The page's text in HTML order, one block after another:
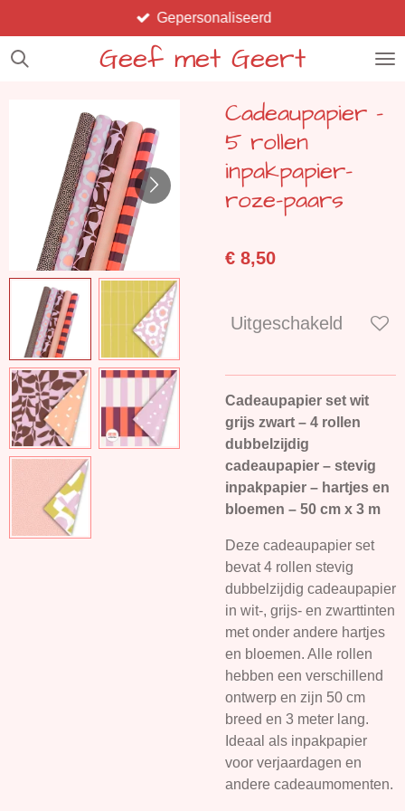
direct
naar
Geef met Geert
Gepersonaliseerd
Cadeaupapier -
5 rollen
inpakpapier-
roze-paars
€ 8,50
Uitgeschakeld
Cadeaupapier set wit
grijs zwart – 4 rollen
dubbelzijdig
cadeaupapier – stevig
inpakpapier – hartjes en
bloemen – 50 cm x 3 m
Deze cadeaupapier set
bevat 4 rollen stevig
dubbelzijdig cadeaupapier
in wit-, grijs- en zwarttinten
met onder andere hartjes
en bloemen. Alle rollen
hebben een verschillend
ontwerp en zijn 50 cm
breed en 3 meter lang.
Ideaal als inpakpapier
voor verjaardagen en
andere cadeaumomenten.